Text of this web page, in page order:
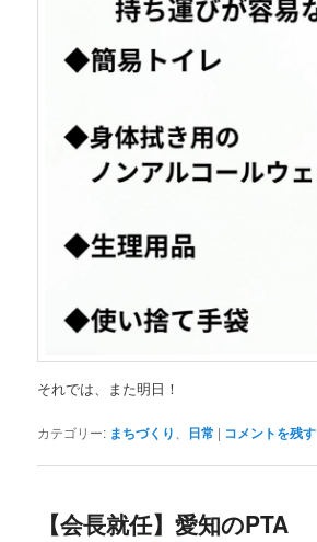
それでは、また明日！
カテゴリー: まちづくり 日常 | コメントを残す
【会長就任】愛知のPTA